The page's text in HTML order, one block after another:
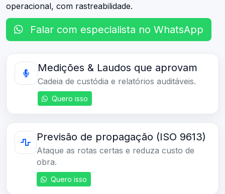
operacional, com rastreabilidade.
Falar com especialista no WhatsApp
Medições & Laudos que aprovam
Cadeia de custódia e relatórios auditáveis.
Quero isso
Previsão de propagação (ISO 9613)
Ataque as rotas certas e reduza custo de
obra.
Quero isso